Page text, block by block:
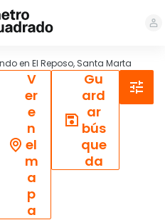
en El Reposo, Santa Marta
V
er
e
n
el
m
a
p
a
Gu
ard
ar
bús
que
da